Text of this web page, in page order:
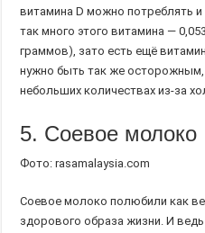
витамина D можно потреблять
так много этого витамина —
граммов), зато есть ещё
нужно быть так же осторожным,
небольших количествах из-за
5. Соевое молоко
Фото: rasamalaysia.com
Соевое молоко полюбили как
здорового образа жизни. И